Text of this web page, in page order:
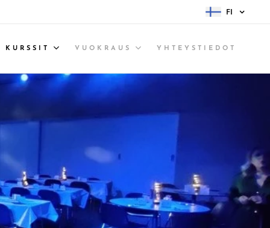
FI
KURSSIT VUOKRAUS YHTEYSTIEDOT